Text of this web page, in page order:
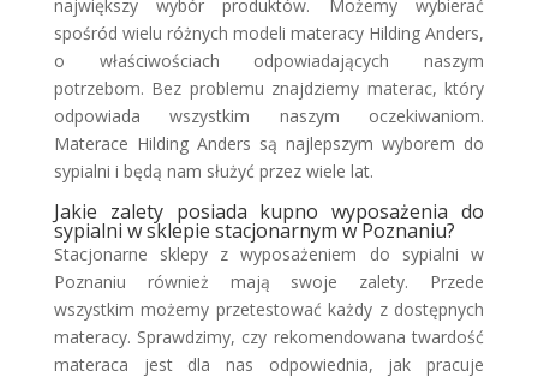
największy wybór produktów. Możemy wybierać
spośród wielu różnych modeli materacy Hilding Anders,
o właściwościach odpowiadających naszym
potrzebom. Bez problemu znajdziemy materac, który
odpowiada wszystkim naszym oczekiwaniom.
Materace Hilding Anders są najlepszym wyborem do
sypialni i będą nam służyć przez wiele lat.
Jakie zalety posiada kupno wyposażenia do
sypialni w sklepie stacjonarnym w Poznaniu?
Stacjonarne sklepy z wyposażeniem do sypialni w
Poznaniu również mają swoje zalety. Przede
wszystkim możemy przetestować każdy z dostępnych
materacy. Sprawdzimy, czy rekomendowana twardość
materaca jest dla nas odpowiednia, jak pracuje